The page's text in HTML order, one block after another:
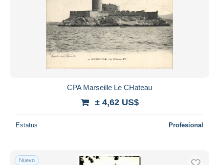
CPA Marseille Le CHateau
± 4,62 US$
Estatus Profesional
Nuevo